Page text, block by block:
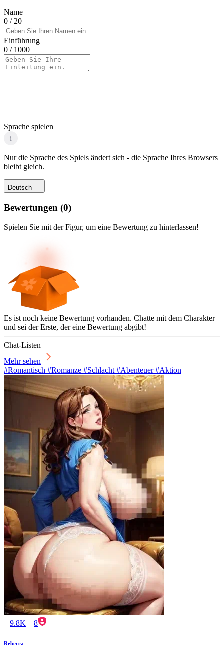
Name
0 / 20
Einführung
0 / 1000
Sprache spielen
i
Nur die Sprache des Spiels ändert sich - die Sprache Ihres Browsers
bleibt gleich.
Deutsch
Bewertungen (0)
Spielen Sie mit der Figur, um eine Bewertung zu hinterlassen!
Es ist noch keine Bewertung vorhanden. Chatte mit dem Charakter
und sei der Erste, der eine Bewertung abgibt!
Chat-Listen
Mehr sehen
#Romantisch #Romanze #Schlacht #Abenteuer #Aktion
9.8K 8
Rebecca